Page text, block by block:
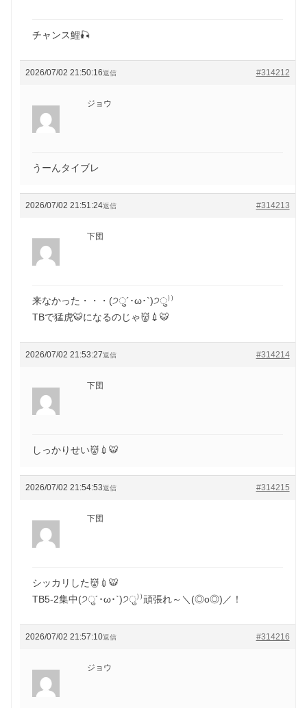
チャンス鯉🎣
2026/07/02 21:50:16 #314212
返信
ジョウ
うーんタイブレ
2026/07/02 21:51:24 #314213
返信
下団
来なかった・・・(੭ु´･ω･`)੭ु⁾⁾
TBで猛虎🐯になるのじゃ👹💉🐯
2026/07/02 21:53:27 #314214
返信
下団
しっかりせい👹💉🐯
2026/07/02 21:54:53 #314215
返信
下団
シッカリした👹💉🐯
TB5-2集中(੭ु´･ω･`)੭ु⁾⁾頑張れ～＼(◎o◎)／！
2026/07/02 21:57:10 #314216
返信
ジョウ